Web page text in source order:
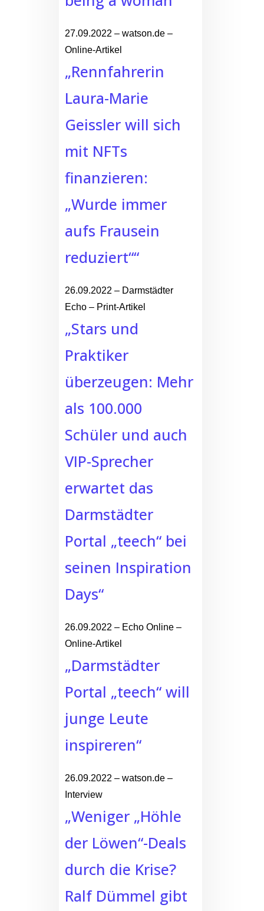
27.09.2022 – watson.de –
Online-Artikel
„Rennfahrerin
Laura-Marie
Geissler will sich
mit NFTs
finanzieren:
„Wurde immer
aufs Frausein
reduziert““
26.09.2022 – Darmstädter
Echo – Print-Artikel
„Stars und
Praktiker
überzeugen: Mehr
als 100.000
Schüler und auch
VIP-Sprecher
erwartet das
Darmstädter
Portal „teech“ bei
seinen Inspiration
Days“
26.09.2022 – Echo Online –
Online-Artikel
„Darmstädter
Portal „teech“ will
junge Leute
inspireren“
26.09.2022 – watson.de –
Interview
„Weniger „Höhle
der Löwen“-Deals
durch die Krise?
Ralf Dümmel gibt